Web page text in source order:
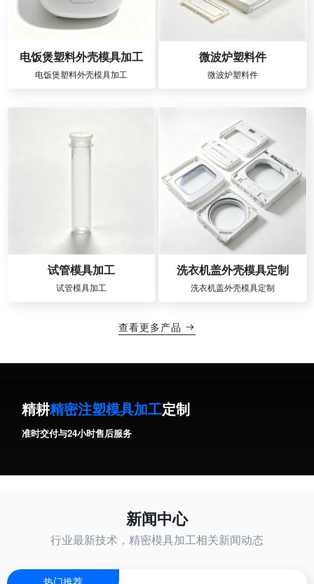
电饭煲塑料外壳模具加工
电饭煲塑料外壳模具加工
微波炉塑料件
微波炉塑料件
试管模具加工
试管模具加工
洗衣机盖外壳模具定制
洗衣机盖外壳模具定制
查看更多产品 
精耕精密注塑模具加工定制
准时交付与24小时售后服务
新闻中心
行业最新技术，精密模具加工相关新闻动态
热门推荐